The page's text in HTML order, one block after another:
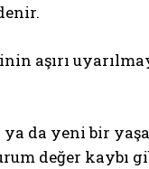
aşırı
da yeni bir
değer kaybı